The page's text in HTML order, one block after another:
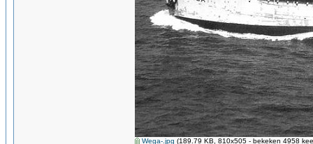
Wega-.jpg (189.79 KB, 810x505 - bekeken 4958